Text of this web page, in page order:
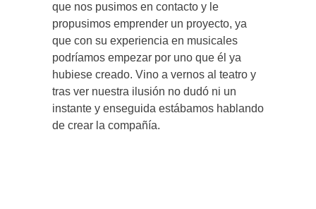
que nos pusimos en contacto y le
propusimos emprender un proyecto, ya
que con su experiencia en musicales
podríamos empezar por uno que él ya
hubiese creado. Vino a vernos al teatro y
tras ver nuestra ilusión no dudó ni un
instante y enseguida estábamos hablando
de crear la compañía.